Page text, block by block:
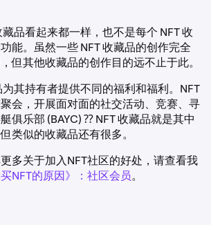
品看起来都一样，也不是每个 NFT 收
能。虽然一些 NFT 收藏品的创作完全
但其他收藏品的创作目的远不止于此。
为其持有者提供不同的福利和福利。NFT
会，开展面对面的社交活动、竞赛、寻
俱乐部 (BAYC) ⁇ NFT 收藏品就是其中
类似的收藏品还有很多。
多关于加入NFT社区的好处，请查看我
买NFT的原因》：社区会员。